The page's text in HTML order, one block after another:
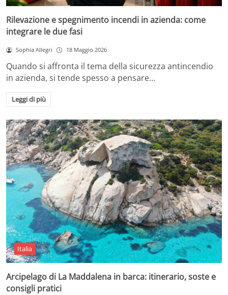
Rilevazione e spegnimento incendi in azienda: come
integrare le due fasi
Sophia Allegri 18 Maggio 2026
Quando si affronta il tema della sicurezza antincendio
in azienda, si tende spesso a pensare…
Leggi di più
Italia
Arcipelago di La Maddalena in barca: itinerario, soste e
consigli pratici